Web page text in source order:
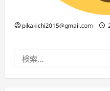
pikakichi2015@gmail.com
索: